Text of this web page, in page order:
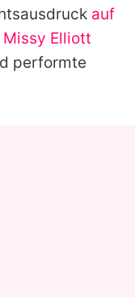
auf
Missy Elliott
performte